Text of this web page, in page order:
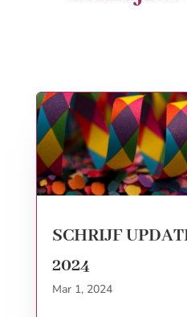
SCHRIJF
2024
Mar 1, 2024